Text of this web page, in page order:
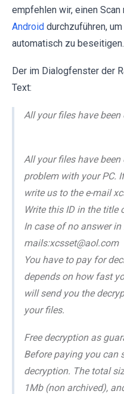
empfehlen wir, einen Scan
Android durchzuführen,
automatisch zu beseitigen.
Der im Dialogfenster der
Text:
All your files have been
All your files have
problem with your PC.
write us to the e-mail
Write this ID in the title
In case of no answer
mails:xcsset@aol.com
You have to pay for
depends on how fast
will send you the
your files.
Free decryption as
Before paying you can
decryption. The total
1Mb (non archived),